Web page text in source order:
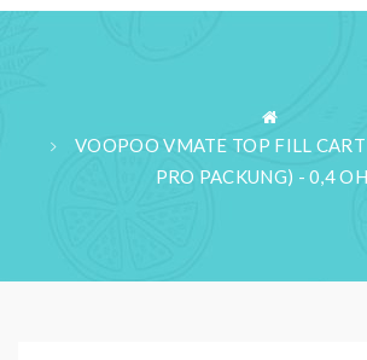
VOOPOO VMATE TOP FILL
PRO PACKUNG) - 0,4